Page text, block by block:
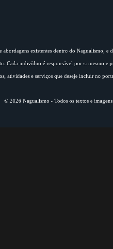
existentes dentro do Nagualismo, e
Cada indivíduo é responsável por si mesmo
atividades e serviços que deseje incluir no
© 2026 Nagualismo - Todos os textos e